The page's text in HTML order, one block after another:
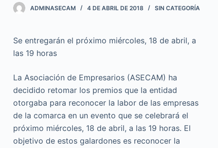
ADMINASECAM 4 DE ABRIL DE 2018 SIN CATEGORÍA
Se entregarán el próximo miércoles, 18 de abril, a
las 19 horas
La Asociación de Empresarios (ASECAM) ha
decidido retomar los premios que la entidad
otorgaba para reconocer la labor de las empresas
de la comarca en un evento que se celebrará el
próximo miércoles, 18 de abril, a las 19 horas. El
objetivo de estos galardones es reconocer la